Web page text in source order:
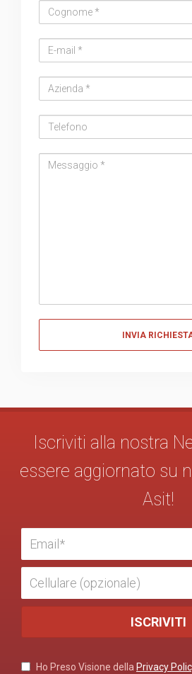
Iscriviti alla nostra
essere aggiornato su
Asit!
Ho Preso Visione della Privacy